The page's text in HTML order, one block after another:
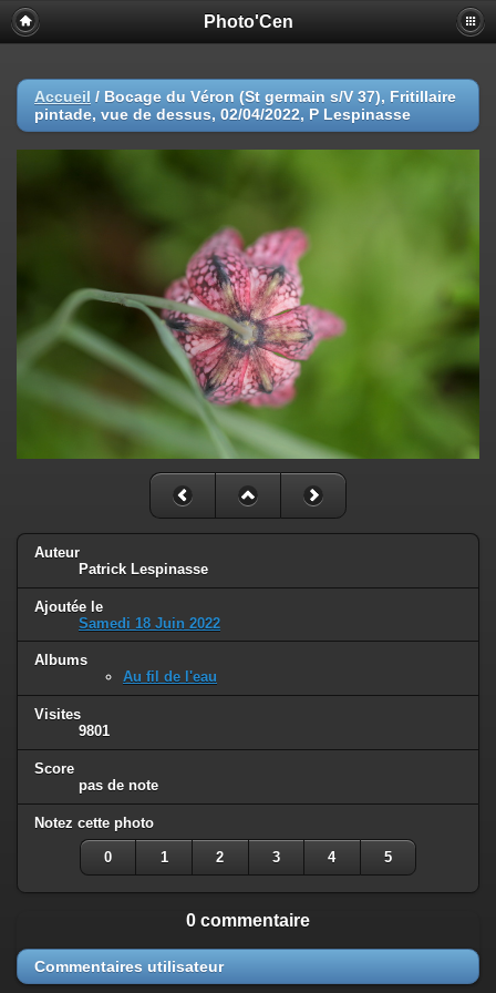
Photo'Cen
Accueil / Bocage du Véron (St germain s/V 37), Fritillaire
pintade, vue de dessus, 02/04/2022, P Lespinasse
Auteur
Patrick Lespinasse
Ajoutée le
Samedi 18 Juin 2022
Albums
Au fil de l'eau
Visites
9801
Score
pas de note
Notez cette photo
0 1 2 3 4 5
0 commentaire
Commentaires utilisateur